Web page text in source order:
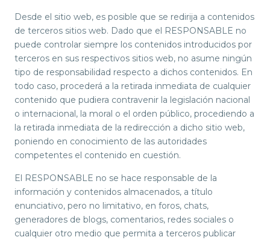
Desde el sitio web, es posible que se redirija a contenidos
de terceros sitios web. Dado que el RESPONSABLE no
puede controlar siempre los contenidos introducidos por
terceros en sus respectivos sitios web, no asume ningún
tipo de responsabilidad respecto a dichos contenidos. En
todo caso, procederá a la retirada inmediata de cualquier
contenido que pudiera contravenir la legislación nacional
o internacional, la moral o el orden público, procediendo a
la retirada inmediata de la redirección a dicho sitio web,
poniendo en conocimiento de las autoridades
competentes el contenido en cuestión.
El RESPONSABLE no se hace responsable de la
información y contenidos almacenados, a título
enunciativo, pero no limitativo, en foros, chats,
generadores de blogs, comentarios, redes sociales o
cualquier otro medio que permita a terceros publicar